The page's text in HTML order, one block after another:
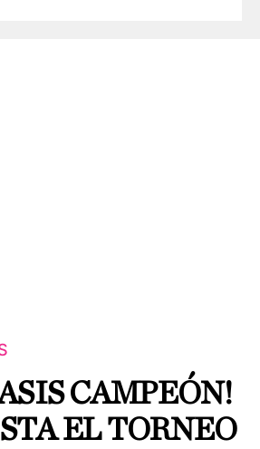
CAMPEÓN!
EL TORNEO